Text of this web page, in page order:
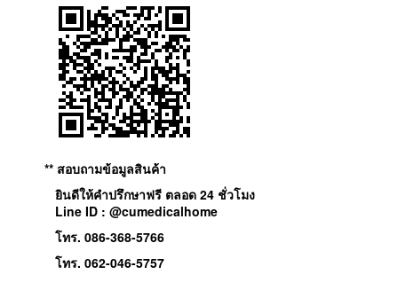
** สอบถามข้อมูลสินค้า
ยินดีให้คำปรึกษาฟรี ตลอด 24 ชั่วโมง
Line ID : @cumedicalhome
โทร. 086-368-5766
โทร. 062-046-5757